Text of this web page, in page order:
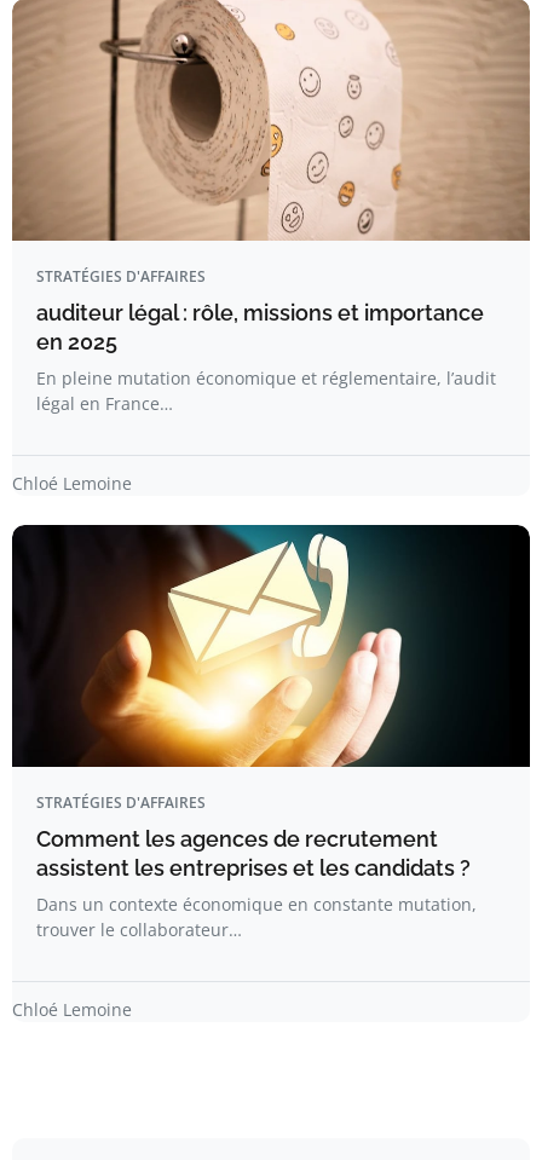
STRATÉGIES D'AFFAIRES
auditeur légal : rôle, missions et importance
en 2025
En pleine mutation économique et réglementaire, l’audit
légal en France…
Chloé Lemoine
STRATÉGIES D'AFFAIRES
Comment les agences de recrutement
assistent les entreprises et les candidats ?
Dans un contexte économique en constante mutation,
trouver le collaborateur…
Chloé Lemoine